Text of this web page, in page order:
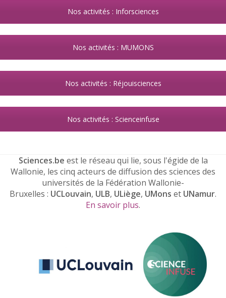
Nos activités : Inforsciences
Nos activités : MUMONS
Nos activités : Réjouisciences
Nos activités : Scienceinfuse
Sciences.be est le réseau qui lie, sous l'égide de la
Wallonie, les cinq acteurs de diffusion des sciences des
universités de la Fédération Wallonie-
Bruxelles : UCLouvain, ULB, ULiège, UMons et UNamur.
En savoir plus.